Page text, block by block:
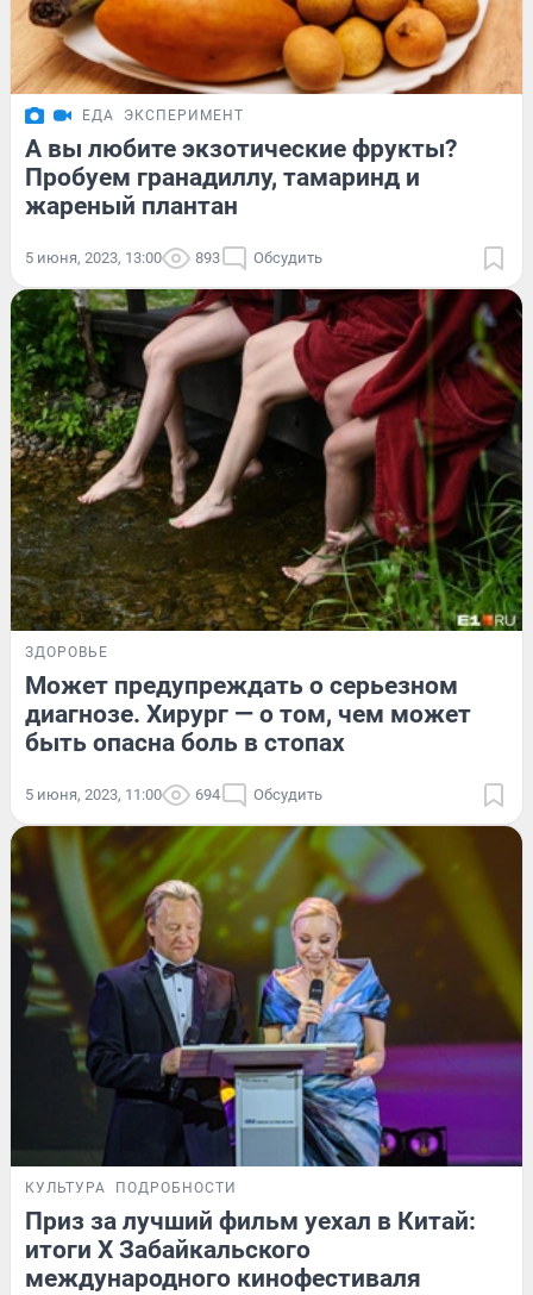
ЕДА ЭКСПЕРИМЕНТ
А вы любите экзотические фрукты?
Пробуем гранадиллу, тамаринд и
жареный плантан
5 июня, 2023, 13:00 893 Обсудить
ЗДОРОВЬЕ
Может предупреждать о серьезном
диагнозе. Хирург — о том, чем может
быть опасна боль в стопах
5 июня, 2023, 11:00 694 Обсудить
КУЛЬТУРА ПОДРОБНОСТИ
Приз за лучший фильм уехал в Китай:
итоги X Забайкальского
международного кинофестиваля